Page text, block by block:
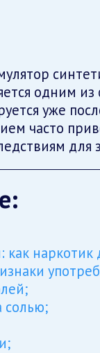
одним из
уже
часто
для
наркотик
солью;